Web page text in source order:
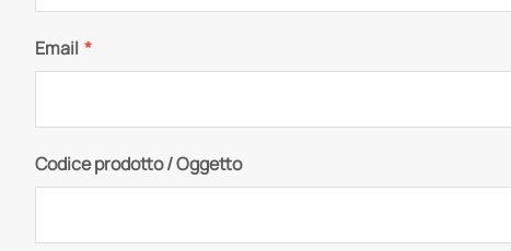
Email *
Codice prodotto / Oggetto